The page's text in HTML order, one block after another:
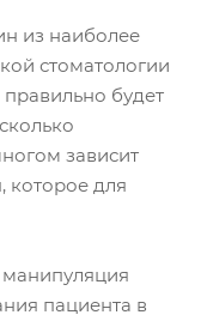
из наиболее
стоматологии
правильно будет
зависит
которое для
пациента в